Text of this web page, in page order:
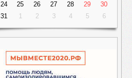
24
25 26 27 28 29
30
31
1 2 3 4 5 6